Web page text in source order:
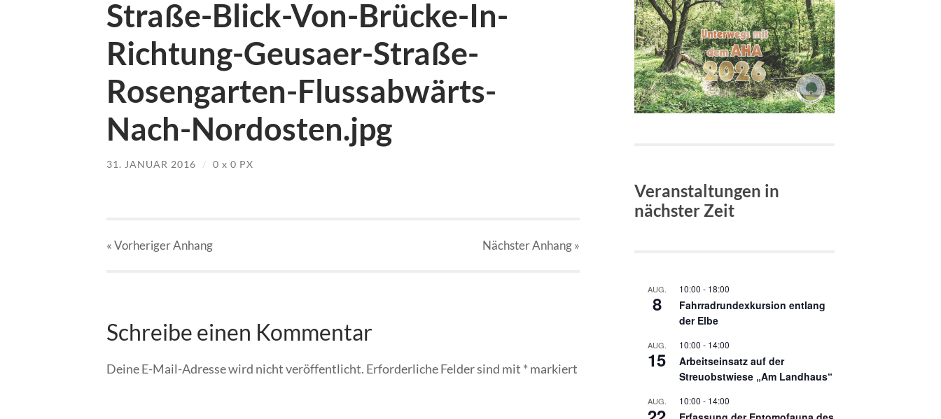
Straße-Blick-Von-Brücke-In-
Richtung-Geusaer-Straße-
Rosengarten-Flussabwärts-
Nach-Nordosten.jpg
31. JANUAR 2016 / 0 x 0 PX
« VorherigerAnhang NächsterAnhang»
Schreibe einen Kommentar
Deine E-Mail-Adresse wird nicht veröffentlicht. Erforderliche Felder sind mit * markiert
Veranstaltungen in
nächster Zeit
AUG.
8
10:00 - 18:00
Fahrradrundexkursion entlang
der Elbe
AUG.
15
10:00 - 14:00
Arbeitseinsatz auf der
Streuobstwiese „Am Landhaus“
AUG. 10:00 - 14:00